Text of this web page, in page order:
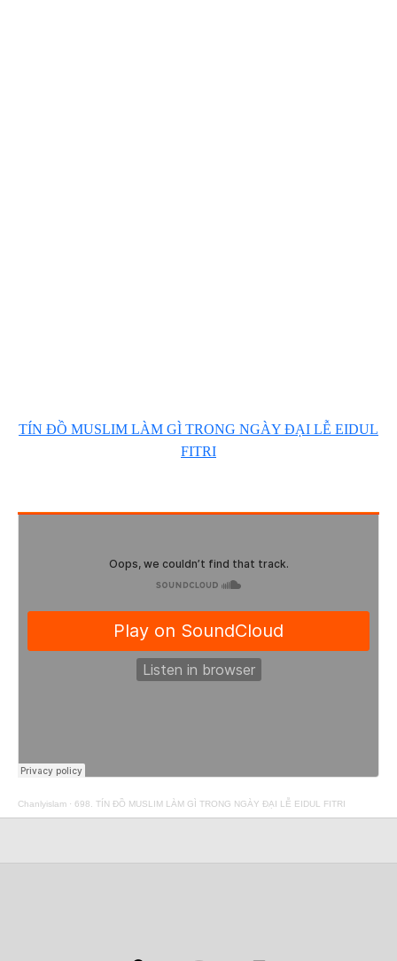
TÍN ĐỒ MUSLIM LÀM GÌ TRONG NGÀY ĐẠI LỄ EIDUL
FITRI
Chanlyislam · 698. TÍN ĐỒ MUSLIM LÀM GÌ TRONG NGÀY ĐẠI LỄ EIDUL FITRI